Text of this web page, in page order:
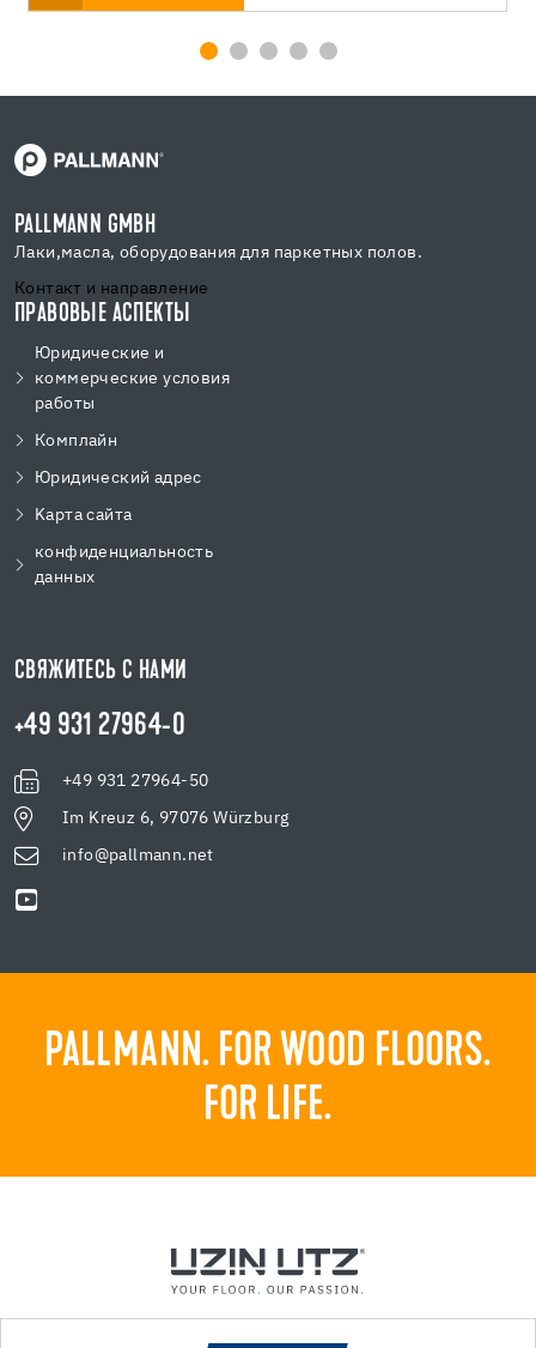
PALLMANN GMBH
Лаки,масла, оборудования для паркетных полов.
Контакт и направление
ПРАВОВЫЕ АСПЕКТЫ
Юридические и
коммерческие условия
работы
Комплайн
Юридический адрес
Kарта сайта
конфиденциальность
данных
СВЯЖИТЕСЬ С НАМИ
+49 931 27964-0
+49 931 27964-50
Im Kreuz 6, 97076 Würzburg
info@pallmann.net
PALLMANN. FOR WOOD FLOORS.
FOR LIFE.